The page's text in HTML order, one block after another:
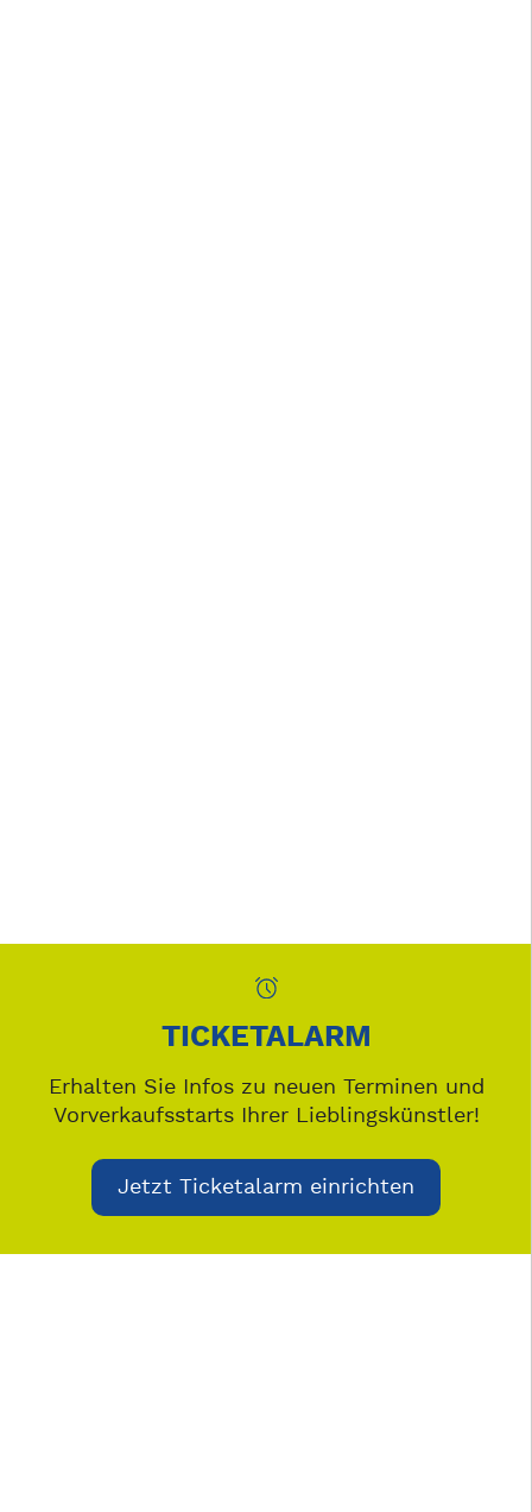
TICKETALARM
Erhalten Sie Infos zu neuen Terminen und
Vorverkaufsstarts Ihrer Lieblingskünstler!
Jetzt Ticketalarm einrichten